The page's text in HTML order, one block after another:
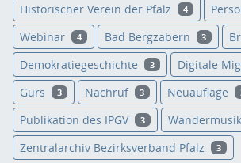
Historischer Verein der Pfalz 4
Webinar 4 Bad Bergzabern 3
Demokratiegeschichte 3 Digitale
Gurs 3 Nachruf 3 Neuauflage
Publikation des IPGV 3
Zentralarchiv Bezirksverband Pfalz 3